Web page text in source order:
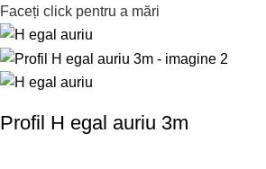
Faceți click pentru a mări
Profil H egal auriu 3m